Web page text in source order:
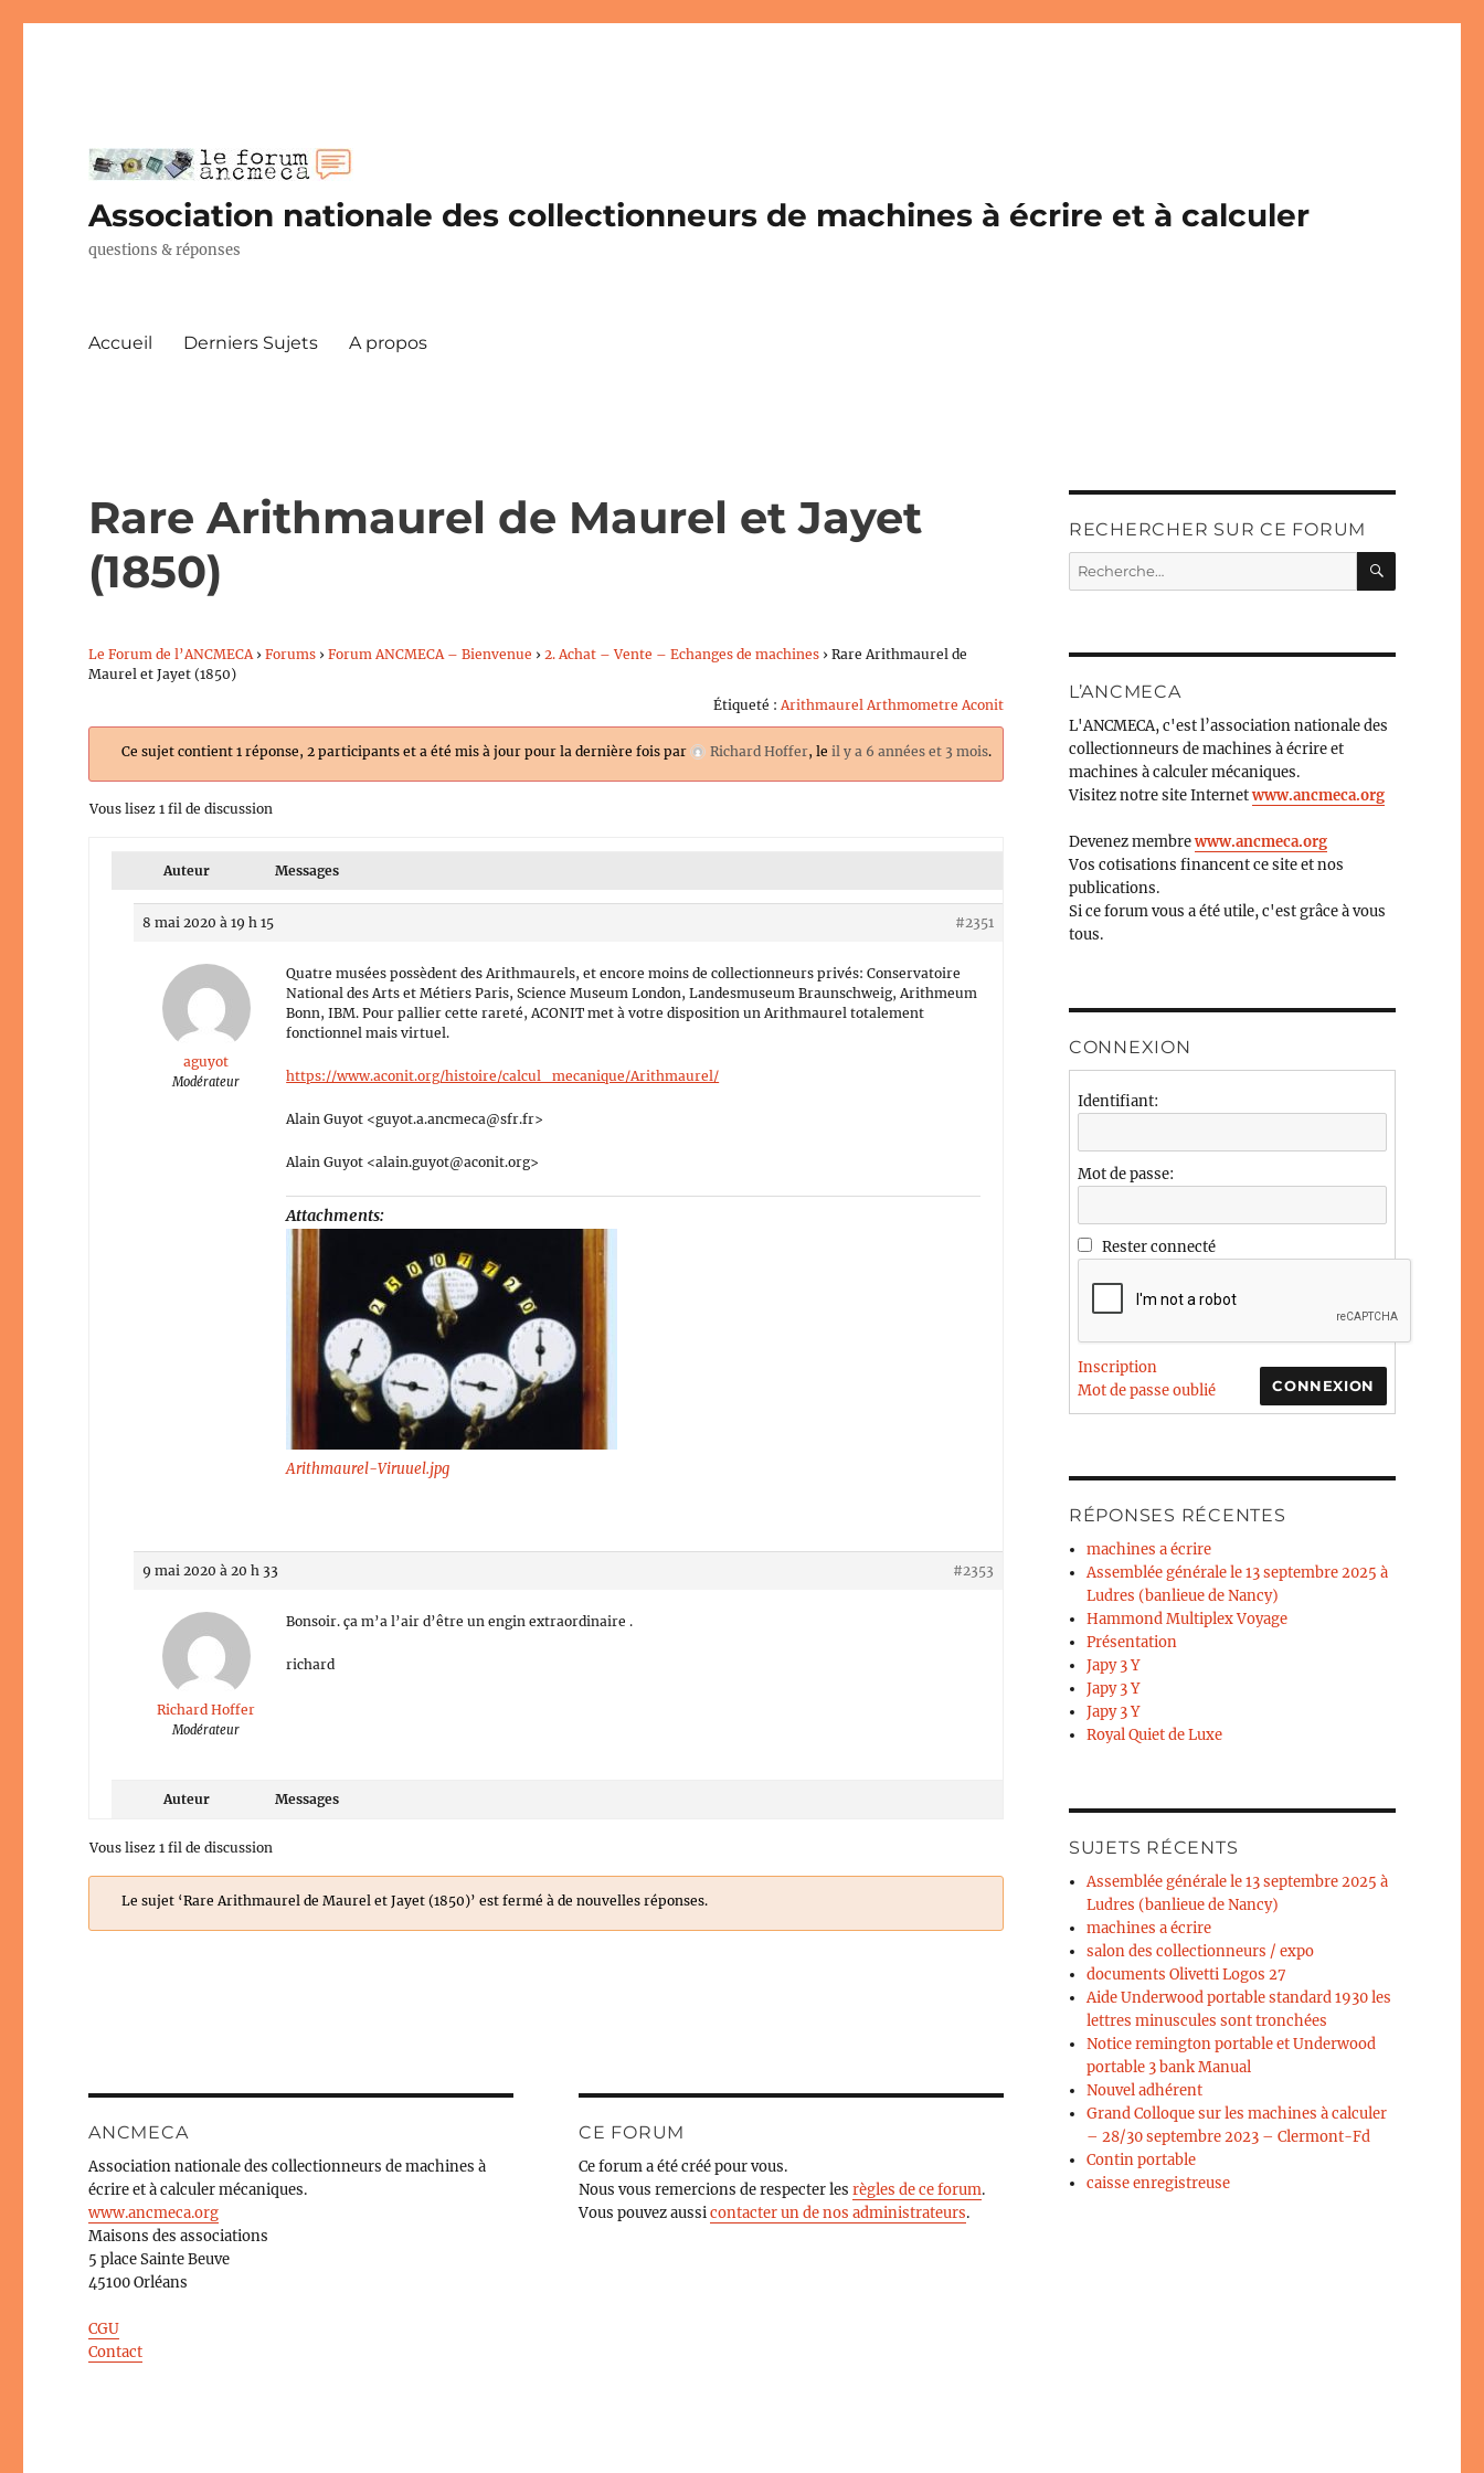
Association nationale des collectionneurs de machines à écrire et à calculer
questions & réponses
Accueil Derniers Sujets A propos
Rare Arithmaurel de Maurel et Jayet
(1850)
Le Forum de l’ANCMECA › Forums › Forum ANCMECA – Bienvenue › 2. Achat – Vente – Echanges de machines › Rare Arithmaurel de
Maurel et Jayet (1850)
Étiqueté : Arithmaurel Arthmometre Aconit
Ce sujet contient 1 réponse, 2 participants et a été mis à jour pour la dernière fois par Richard Hoffer, leil y a 6 années et 3 mois.
Vous lisez 1 fil de discussion
Auteur Messages
8 mai 2020 à 19 h 15 #2351
aguyot
Modérateur
Quatre musées possèdent des Arithmaurels, et encore moins de collectionneurs privés: Conservatoire
National des Arts et Métiers Paris, Science Museum London, Landesmuseum Braunschweig, Arithmeum
Bonn, IBM. Pour pallier cette rareté, ACONIT met à votre disposition un Arithmaurel totalement
fonctionnel mais virtuel.
https://www.aconit.org/histoire/calcul_mecanique/Arithmaurel/
Alain Guyot <guyot.a.ancmeca@sfr.fr>
Alain Guyot <alain.guyot@aconit.org>
Attachments:
Arithmaurel-Viruuel.jpg
9 mai 2020 à 20 h 33 #2353
Richard Hoffer
Modérateur
Bonsoir. ça m’a l’air d’être un engin extraordinaire .
richard
Auteur Messages
Vous lisez 1 fil de discussion
Le sujet ‘Rare Arithmaurel de Maurel et Jayet (1850)’ est fermé à de nouvelles réponses.
ANCMECA
Association nationale des collectionneurs de machines à
écrire et à calculer mécaniques.
www.ancmeca.org
Maisons des associations
5 place Sainte Beuve
45100 Orléans
CGU
Contact
CE FORUM
Ce forum a été créé pour vous.
Nous vous remercions de respecter lesrègles de ce forum.
Vous pouvez aussicontacter un de nos administrateurs.
RECHERCHER SUR CE FORUM
Recherche
pour :
L’ANCMECA
L'ANCMECA, c'est l’association nationale des
collectionneurs de machines à écrire et
machines à calculer mécaniques.
Visitez notre site Internetwww.ancmeca.org
Devenez membrewww.ancmeca.org
Vos cotisations financent ce site et nos
publications.
Si ce forum vous a été utile, c'est grâce à vous
tous.
CONNEXION
Identifiant:
Mot de passe:
Rester connecté
CONNEXION
Inscription
Mot de passe oublié
RÉPONSES RÉCENTES
machines a écrire
Assemblée générale le 13 septembre 2025 à
Ludres (banlieue de Nancy)
Hammond Multiplex Voyage
Présentation
Japy 3 Y
Japy 3 Y
Japy 3 Y
Royal Quiet de Luxe
SUJETS RÉCENTS
Assemblée générale le 13 septembre 2025 à
Ludres (banlieue de Nancy)
machines a écrire
salon des collectionneurs / expo
documents Olivetti Logos 27
Aide Underwood portable standard 1930 les
lettres minuscules sont tronchées
Notice remington portable et Underwood
portable 3 bank Manual
Nouvel adhérent
Grand Colloque sur les machines à calculer
– 28/30 septembre 2023 – Clermont-Fd
Contin portable
caisse enregistreuse